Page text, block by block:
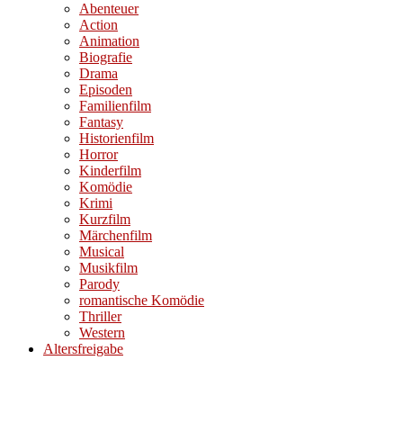
Abenteuer
Action
Animation
Biografie
Drama
Episoden
Familienfilm
Fantasy
Historienfilm
Horror
Kinderfilm
Komödie
Krimi
Kurzfilm
Märchenfilm
Musical
Musikfilm
Parody
romantische Komödie
Thriller
Western
Altersfreigabe